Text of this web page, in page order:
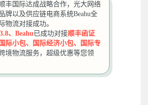
丰国际达成战略合作，光大网络
牌以及供应链电商系统Beahu全
物流对接成功。
、 Beahu已成功对接顺丰函证
际小包、国际经济小包、国际专
境物流服务，超级优惠等您领